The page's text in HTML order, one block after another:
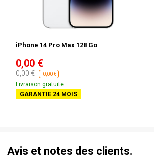
iPhone 14 Pro Max 128 Go
0,00 €
0,00 € -0,00 €
Livraison gratuite
GARANTIE 24 MOIS
Avis et notes des clients.